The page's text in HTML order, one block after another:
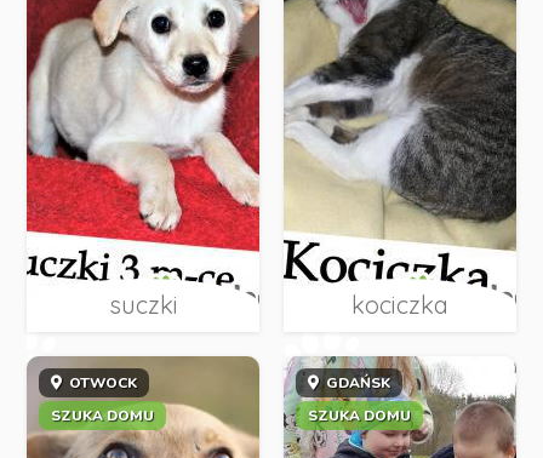
suczki kociczka
OTWOCK
SZUKA DOMU
GDAŃSK
SZUKA DOMU